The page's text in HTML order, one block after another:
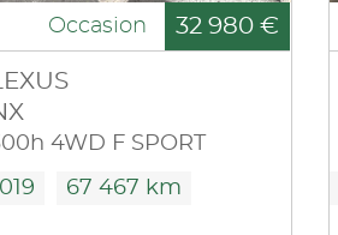
Occasion 32 980 €
4WD F SPORT
67 467 km